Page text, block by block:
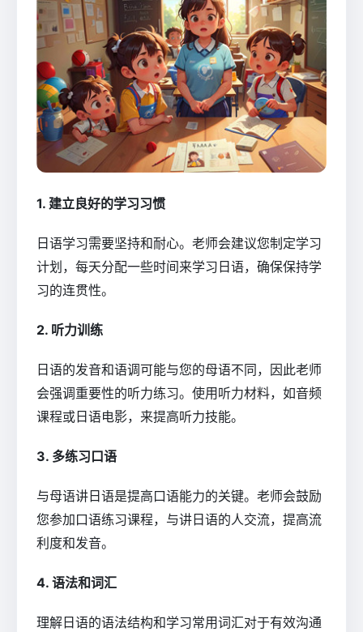
1. 建立良好的学习习惯
日语学习需要坚持和耐心。老师会建议您制定学习
计划，每天分配一些时间来学习日语，确保保持学
习的连贯性。
2. 听力训练
日语的发音和语调可能与您的母语不同，因此老师
会强调重要性的听力练习。使用听力材料，如音频
课程或日语电影，来提高听力技能。
3. 多练习口语
与母语讲日语是提高口语能力的关键。老师会鼓励
您参加口语练习课程，与讲日语的人交流，提高流
利度和发音。
4. 语法和词汇
理解日语的语法结构和学习常用词汇对于有效沟通